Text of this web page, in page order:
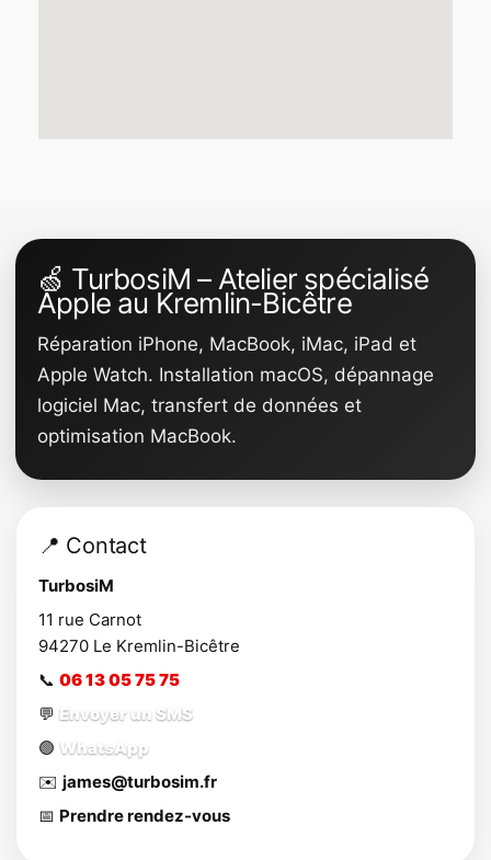
🍏 TurbosiM – Atelier spécialisé
Apple au Kremlin-Bicêtre
Réparation iPhone, MacBook, iMac, iPad et
Apple Watch. Installation macOS, dépannage
logiciel Mac, transfert de données et
optimisation MacBook.
📍 Contact
TurbosiM
11 rue Carnot
94270 Le Kremlin-Bicêtre
📞 06 13 05 75 75
💬 Envoyer un SMS
🟢 WhatsApp
✉️ james@turbosim.fr
📅 Prendre rendez-vous